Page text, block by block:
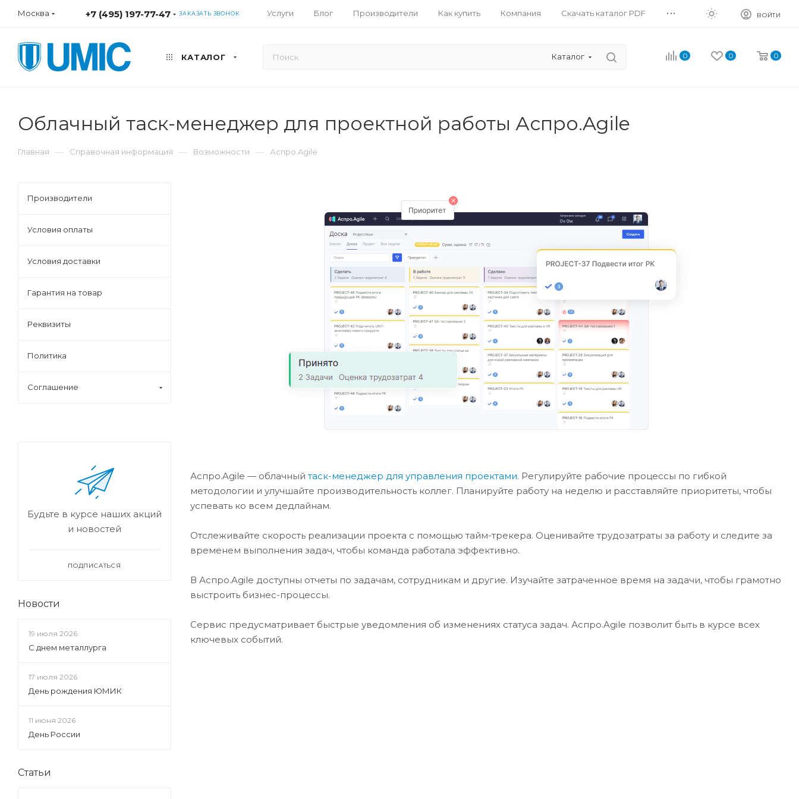
Москва +7 (495) 197-77-47 ЗАКАЗАТЬ ЗВОНОК Услуги Блог Производители Как купить Компания Скачать каталог PDF ... ВОЙТИ
КАТАЛОГ Каталог 0 0 0
Облачный таск-менеджер для проектной работы Аспро.Agile
Главная — Справочная информация — Возможности — Аспро.Agile
Аспро.Agile — облачныйтаск-менеджер для управления проектами. Регулируйте рабочие процессы по гибкой
методологии и улучшайте производительность коллег. Планируйте работу на неделю и расставляйте приоритеты, чтобы
успевать ко всем дедлайнам.
Отслеживайте скорость реализации проекта с помощью тайм-трекера. Оценивайте трудозатраты за работу и следите за
временем выполнения задач, чтобы команда работала эффективно.
В Аспро.Agile доступны отчеты по задачам, сотрудникам и другие. Изучайте затраченное время на задачи, чтобы грамотно
выстроить бизнес-процессы.
Сервис предусматривает быстрые уведомления об изменениях статуса задач. Аспро.Agile позволит быть в курсе всех
ключевых событий.
Производители
Условия оплаты
Условия доставки
Гарантия на товар
Реквизиты
Политика
Соглашение
Будьте в курсе наших акций
и новостей
ПОДПИСАТЬСЯ
Новости
19 июля 2026
С днем металлурга
17 июля 2026
День рождения ЮМИК
11 июня 2026
День России
Статьи